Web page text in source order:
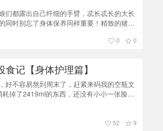
们都露出自己纤细的手臂，忒长忒长的大长
同时别忘了身体保养同样重要！精致的猪猪
不多说！开聊~~~大家都觉得秋冬皮肤干
是冬季的特权。但是夏季由于出汗多、暴露
所以
0 0
记【身体护理篇】
好不容易熬到周末了，赶紧来码我的空瓶文
掉了2419ml的东西，还没有小小一张脸来
是会陷入迷思，大瓶的合算但是会觉得
慢了，不过还是会常备一些大瓶的，52 9